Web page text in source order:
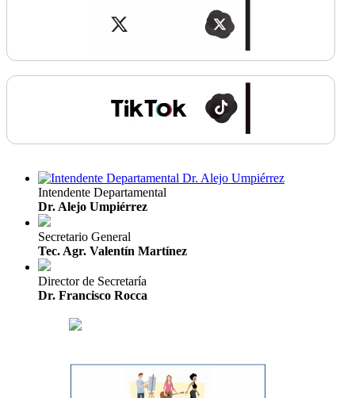
Intendente Departamental
Dr. Alejo Umpiérrez
Secretario General
Tec. Agr. Valentín Martínez
Director de Secretaría
Dr. Francisco Rocca